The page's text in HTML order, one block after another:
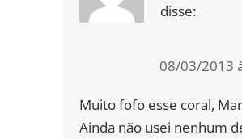
disse:
08/03/2013
Muito fofo esse coral,
Ainda não usei nenhum